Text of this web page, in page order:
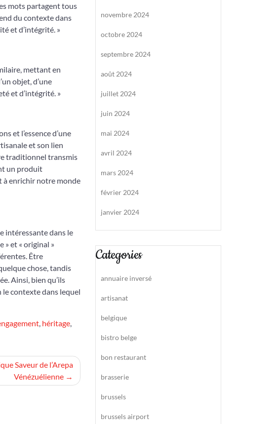
mots partagent tous
du contexte dans
et d’intégrité. »
mettant en
objet, d’une
et d’intégrité. »
et l’essence d’une
et son lien
traditionnel transmis
un produit
à enrichir notre monde
intéressante dans le
» et « original »
Être
chose, tandis
Ainsi, bien qu’ils
le contexte dans lequel
, héritage,
Saveur de l’Arepa
Vénézuélienne
novembre 2024
octobre 2024
septembre 2024
août 2024
juillet 2024
juin 2024
mai 2024
avril 2024
mars 2024
février 2024
janvier 2024
Categories
annuaire inversé
artisanat
belgique
bistro belge
bon restaurant
brasserie
brussels
brussels airport